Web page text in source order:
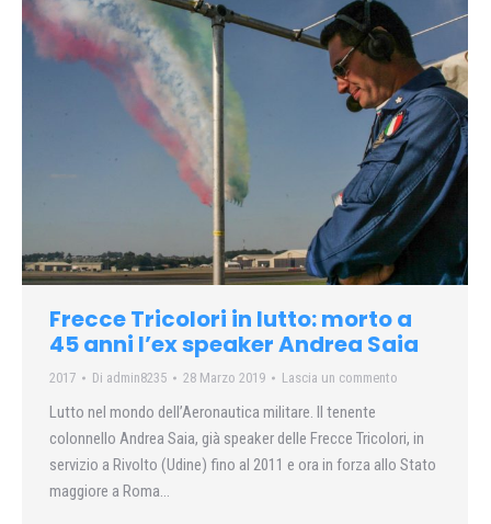
Frecce Tricolori in lutto: morto a
45 anni l’ex speaker Andrea Saia
2017 Di admin8235 28 Marzo 2019 Lascia un commento
Lutto nel mondo dell’Aeronautica militare. Il tenente
colonnello Andrea Saia, già speaker delle Frecce Tricolori, in
servizio a Rivolto (Udine) fino al 2011 e ora in forza allo Stato
maggiore a Roma…